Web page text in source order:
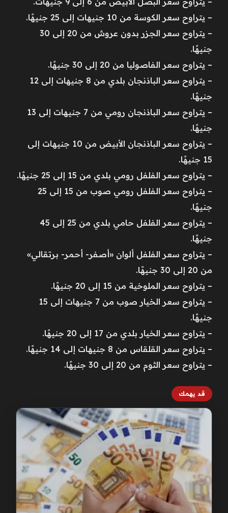
– يتراوح سعر الكوسة من 10 جنيهات إلى 25 جنيهًا.
– يتراوح سعر الجزر بدون عروش من 20 إلى 30
جنيهًا.
– يتراوح سعر الفاصوليا من 20 إلى 30 جنيهًا.
– يتراوح سعر الباذنجان بلدي من 8 جنيهات إلى 12
جنيهًا.
– يتراوح سعر الباذنجان رومي من 7 جنيهات إلى 13
جنيهًا.
– يتراوح سعر الباذنجان الأبيض من 10 جنيهات إلى
15 جنيهًا.
– يتراوح سعر الفلفل رومي بلدي من 15 إلى 25 جنيهًا.
– يتراوح سعر الفلفل رومي صوب من 15 إلى 25
جنيهًا.
– يتراوح سعر الفلفل حامي بلدي من 25 إلى 45
جنيهًا.
– يتراوح سعر الفلفل ألوان «أصفر- أحمر- برتقالي»
من 20 إلى 30 جنيهًا.
– يتراوح سعر الملوخية من 15 إلى 20 جنيهًا.
– يتراوح سعر الخيار صوب من 7 جنيهات إلى 15
جنيهًا.
– يتراوح سعر الخيار بلدي من 17 إلى 20 جنيهًا.
– يتراوح سعر القلقاس من 8 جنيهات إلى 14 جنيهًا.
– يتراوح سعر الثوم من 20 إلى 30 جنيهًا.
قد يهمك